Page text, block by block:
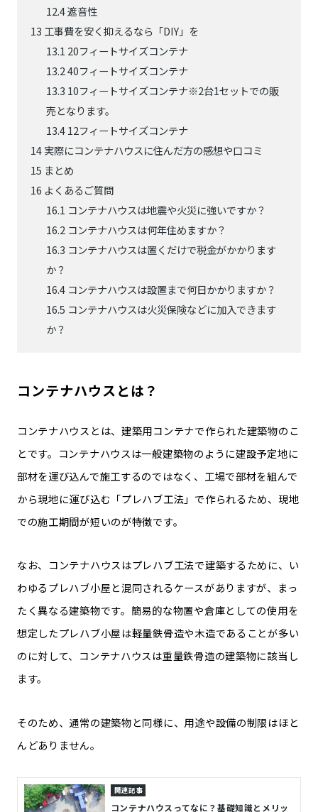
12.4遮音性
13 工事費を安く抑えるなら「DIY」を
13.1 20フィートサイズコンテナ
13.240フィートサイズコンテナ
13.3 10フィートサイズコンテナ※2台1セットでの販
売となります。
13.412フィートサイズコンテナ
14実際にコンテナハウスに住んだ方の感想や口コミ
15 まとめ
16 よくあるご質問
16.1 コンテナハウスは地震や火災に強いですか？
16.2 コンテナハウスは何年住めますか？
16.3 コンテナハウスは置くだけで税金がかかります
か？
16.4コンテナハウスは設置まで何日かかりますか？
16.5 コンテナハウスは火災保険などに加入できます
か？
コンテナハウスとは？
コンテナハウスとは、建築用コンテナで作られた建築物のこ
とです。コンテナハウスは一般建築物のように建設予定地に
部材を運び込んで施工するのではなく、工場で部材を組んで
から現地に運び込む「プレハブ工法」で作られるため、現地
での施工期間が短いのが特徴です。
なお、コンテナハウスはプレハブ工法で建築するために、い
わゆるプレハブ小屋と混同されるケースがありますが、まっ
たく異なる建築物です。簡易的な物置や倉庫としての使用を
想定したプレハブ小屋は軽量鉄骨造や木造であることが多い
のに対して、コンテナハウスは重量鉄骨造の建築物に該当し
ます。
そのため、通常の建築物と同様に、用途や設備の制限はほと
んどありません。
関連記事
コンテナハウスってなに？基礎知識とメリッ